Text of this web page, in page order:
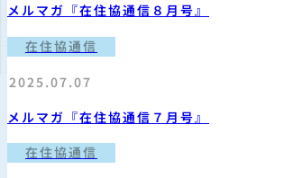
メルマガ『在住協通信８月号』
在住協通信
2025.07.07
メルマガ『在住協通信７月号』
在住協通信